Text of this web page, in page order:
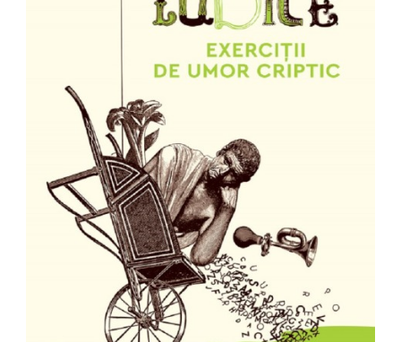
Atlase, dictionare si enciclopedii
Carte prescolara
Carte scolara
Dictionare de limba romana
Ghiduri de conversatie
Invatamant gimnazial
Invatamant primar
Invatarea limbilor straine
Povesti si povestiri
Carti in limba engleza